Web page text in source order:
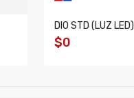
DIO STD (LUZ LED)
$0